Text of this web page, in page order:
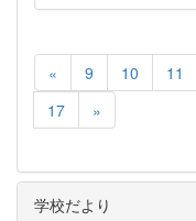
« 9 10 11
17
»
学校だより